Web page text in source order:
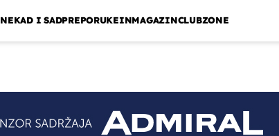
NEKAD I SADPREPORUKEINMAGAZINCLUBZONE